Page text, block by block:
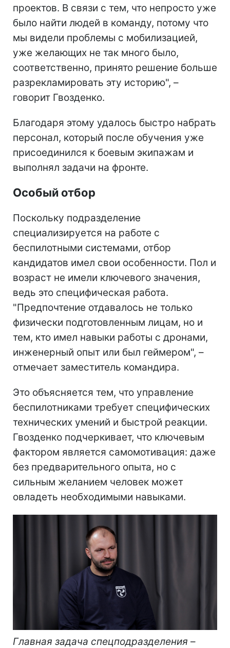
проектов. В связи с тем, что непросто уже
было найти людей в команду, потому что
мы видели проблемы с мобилизацией,
уже желающих не так много было,
соответственно, принято решение больше
разрекламировать эту историю", –
говорит Гвозденко.
Благодаря этому удалось быстро набрать
персонал, который после обучения уже
присоединился к боевым экипажам и
выполнял задачи на фронте.
Особый отбор
Поскольку подразделение
специализируется на работе с
беспилотными системами, отбор
кандидатов имел свои особенности. Пол и
возраст не имели ключевого значения,
ведь это специфическая работа.
"Предпочтение отдавалось не только
физически подготовленным лицам, но и
тем, кто имел навыки работы с дронами,
инженерный опыт или был геймером", –
отмечает заместитель командира.
Это объясняется тем, что управление
беспилотниками требует специфических
технических умений и быстрой реакции.
Гвозденко подчеркивает, что ключевым
фактором является самомотивация: даже
без предварительного опыта, но с
сильным желанием человек может
овладеть необходимыми навыками.
Главная задача спецподразделения –